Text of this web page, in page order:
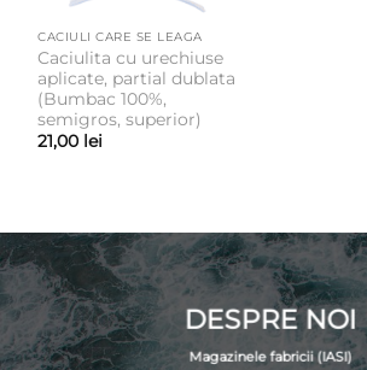
CACIULI CARE SE LEAGA
Caciulita cu urechiuse
aplicate, partial dublata
(Bumbac 100%,
semigros, superior)
21,00 lei
DESPRE NOI
Magazinele fabricii (IASI)